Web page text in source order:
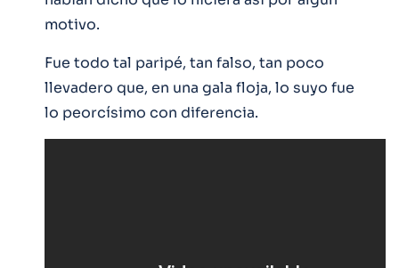
motivo.
Fue todo tal paripé, tan falso, tan poco
llevadero que, en una gala floja, lo suyo fue
lo peorcísimo con diferencia.